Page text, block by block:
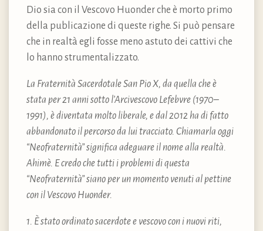
Dio sia con il Vescovo Huonder che è morto primo
della publicazione di queste righe. Si può pensare
che in realtà egli fosse meno astuto dei cattivi che
lo hanno strumentalizzato.
La Fraternità Sacerdotale San Pio X, da quella che è
stata per 21 anni sotto l’Arcivescovo Lefebvre (1970–
1991), è diventata molto liberale, e dal 2012 ha di fatto
abbandonato il percorso da lui tracciato. Chiamarla oggi
“Neofraternità” significa adeguare il nome alla realtà.
Ahimè. E credo che tutti i problemi di questa
“Neofraternità” siano per un momento venuti al pettine
con il Vescovo Huonder.
1. È stato ordinato sacerdote e vescovo con i nuovi riti,